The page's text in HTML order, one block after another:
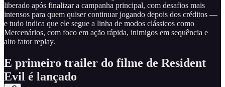
liberado após finalizar a campanha principal, com desafios mais
intensos para quem quiser continuar jogando depois dos créditos —
e tudo indica que ele segue a linha de modos clássicos como
Mercenários, com foco em ação rápida, inimigos em sequência e
alto fator replay.
E primeiro trailer do filme de Resident
Evil é lançado